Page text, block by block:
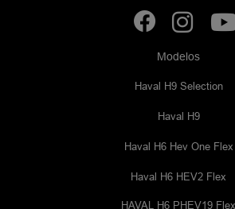
Modelos
Haval H9 Selection
Haval H9
Haval H6 Hev One Flex
Haval H6 HEV2 Flex
HAVAL H6 PHEV19 Flex